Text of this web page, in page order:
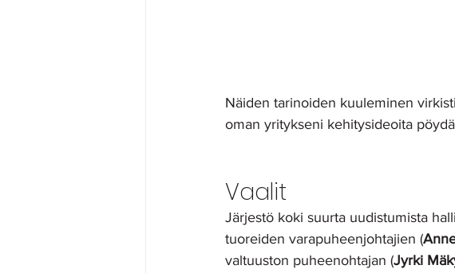
Näiden tarinoiden kuuleminen
oman yritykseni kehitysideoita
Vaalit
Järjestö koki suurta uudistumista
tuoreiden varapuheenjohtajien (
valtuuston puheenohtajan (Jyrki